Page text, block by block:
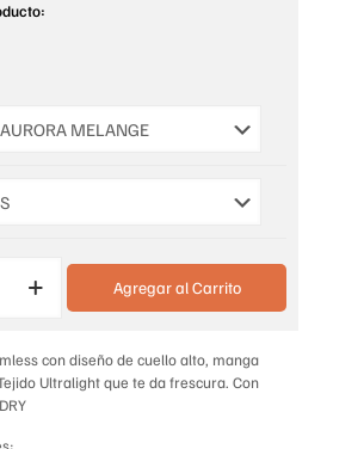
Agregar al Carrito
con diseño de cuello alto, manga
Ultralight que te da frescura. Con